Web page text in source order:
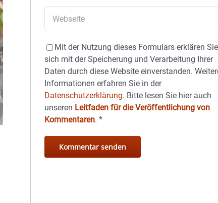
Mit der Nutzung dieses Formulars erklären Sie
sich mit der Speicherung und Verarbeitung Ihrer
Daten durch diese Website einverstanden.
Informationen erfahren Sie in der
Datenschutzerklärung. Bitte lesen Sie hier auch
unseren Leitfaden für die Veröffentlichung von
Kommentaren.*